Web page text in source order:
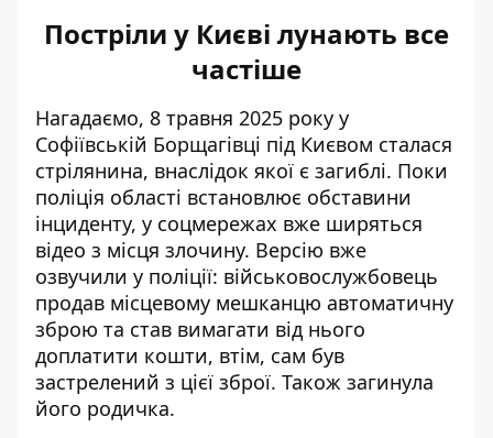
Постріли у Києві лунають все
частіше
Нагадаємо, 8 травня 2025 року у
Софіївській Борщагівці під Києвом сталася
стрілянина, внаслідок якої є загиблі. Поки
поліція області встановлює обставини
інциденту, у соцмережах вже ширяться
відео з місця злочину. Версію вже
озвучили у поліції: військовослужбовець
продав місцевому мешканцю автоматичну
зброю та став вимагати від нього
доплатити кошти, втім, сам був
застрелений з цієї зброї. Також загинула
його родичка.